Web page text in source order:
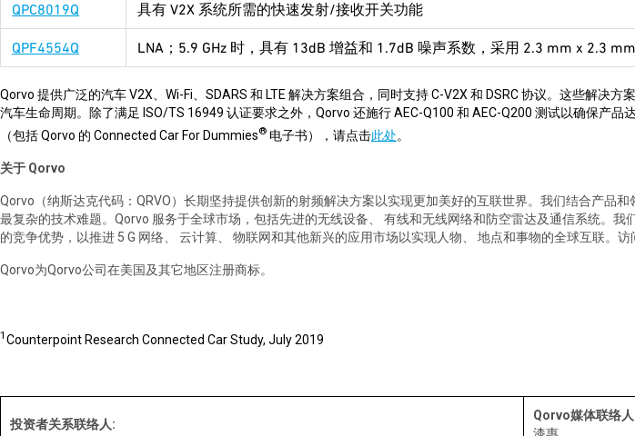
QPC8019Q 具有 V2X 系统所需的快速发射/接收开关功能
QPF4554Q LNA ； 5.9 GHz 时，具有 13dB 增益和 1.7dB 噪声系数，采用 2.3 mm x 2.3 mm
Qorvo 提供广泛的汽车V2X、 Wi-Fi、 SDARS 和 LTE 解决方案组合，同时支持C-V2X和 DSRC协议。这些解决方
汽车生命周期。除了满足 ISO/TS 16949 认证要求之外， Qorvo 还施行AEC-Q100 和 AEC-Q200 测试以确保产品
（包括 Qorvo 的 Connected Car For Dummies® 电子书），请点击此处。
关于 Qorvo
Qorvo （纳斯达克代码： QRVO）长期坚持提供创新的射频解决方案以实现更加美好的互联世界。我们结合产品和
最复杂的技术难题。 Qorvo 服务于全球市场，包括先进的无线设备、
有线和无线网络和防空雷达及通信系统。我
的竞争优势，以推进 5 G 网络、 云计算、 物联网和其他新兴的应用市场以实现人物、 地点和事物的全球互联。访
Qorvo为Qorvo公司在美国及其它地区注册商标。
1 Counterpoint Research Connected Car Study, July 2019
投资者关系联络人:
Qorvo媒体联络人
漆惠